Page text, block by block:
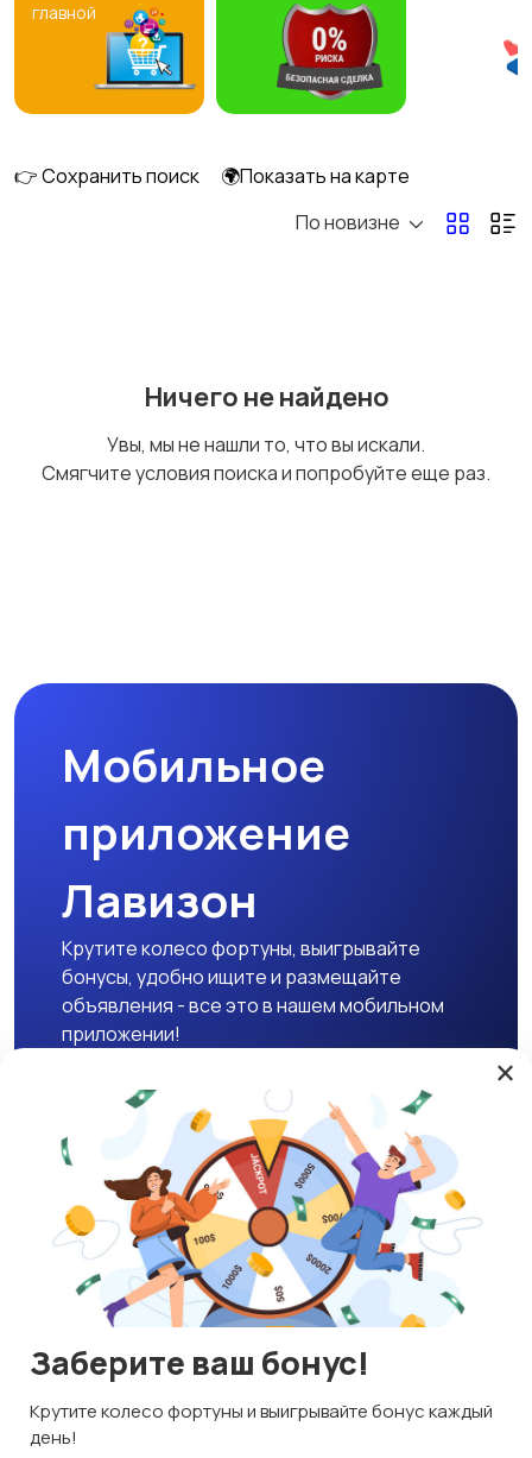
главной
👉 Сохранить поиск
🌍Показать на карте
По новизне
Ничего не найдено
Увы, мы не нашли то, что вы искали.
Смягчите условия поиска и попробуйте еще раз.
Мобильное
приложение
Лавизон
Крутите колесо фортуны, выигрывайте
бонусы, удобно ищите и размещайте
объявления - все это в нашем мобильном
приложении!
Скачать APK
Магазины Блог
О нас
Служба поддержки
☕ Поддержать проект
ИНН 592109881601
Используем куки и рекомендательные технологии
Это чтобы сайт работал лучше. Оставаясь с нами, вы
×
Заберите ваш бонус!
Крутите колесо фортуны и выигрывайте бонус каждый
день!